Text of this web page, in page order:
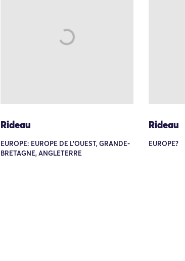
Rideau
EUROPE: EUROPE DE L'OUEST, GRANDE-
BRETAGNE, ANGLETERRE
Rideau
EUROPE?